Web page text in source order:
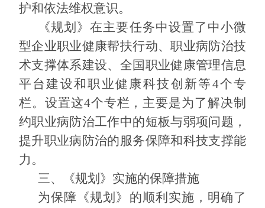
护和依法维权意识。
《规划》在主要任务中设置了中小微
型企业职业健康帮扶行动、职业病防治技
术支撑体系建设、全国职业健康管理信息
平台建设和职业健康科技创新等4个专
栏。设置这4个专栏，主要是为了解决制
约职业病防治工作中的短板与弱项问题，
提升职业病防治的服务保障和科技支撑能
力。
三、《规划》实施的保障措施
为保障《规划》的顺利实施，明确了